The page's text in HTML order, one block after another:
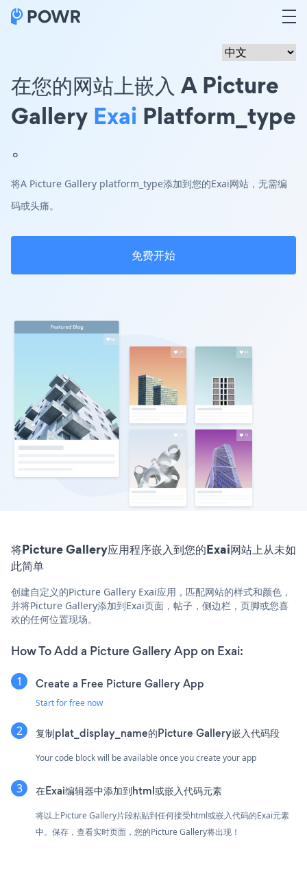
在您的网站上嵌入 A Picture
Gallery Exai Platform_type
。
将A Picture Gallery platform_type添加到您的Exai网站，无需编
码或头痛。
免费开始
将Picture Gallery应用程序嵌入到您的Exai网站上从未如
此简单
创建自定义的Picture Gallery Exai应用，匹配网站的样式和颜色，
并将Picture Gallery添加到Exai页面，帖子，侧边栏，页脚或您喜
欢的任何位置现场。
How To Add a Picture Gallery App on Exai:
Create a Free Picture Gallery App
Start for free now
复制plat_display_name的Picture Gallery嵌入代码段
Your code block will be available once you create your app
在Exai编辑器中添加到html或嵌入代码元素
将以上Picture Gallery片段粘贴到任何接受html或嵌入代码的Exai元素
中。保存，查看实时页面，您的Picture Gallery将出现！